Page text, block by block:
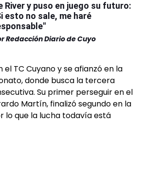
River y puso en juego su futuro:
esto no sale, me haré
Redacción Diario de Cuyo
TC Cuyano y se afianzó en la
donde busca la tercera
Su primer perseguir en el
Martín, finalizó segundo en la
lo que la lucha todavía está